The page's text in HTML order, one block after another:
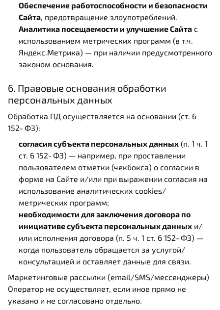
Обеспечение работоспособности и безопасности
Сайта, предотвращение злоупотреблений.
Аналитика посещаемости и улучшение Сайта с
использованием метрических программ (в т.ч.
Яндекс.Метрика) — при наличии предусмотренного
законом основания.
6. Правовые основания обработки
персональных данных
Обработка ПД осуществляется на основании (ст. 6
152‑ФЗ):
согласия субъекта персональных данных (п. 1 ч. 1
ст. 6 152‑ФЗ) — например, при проставлении
пользователем отметки (чекбокса) о согласии в
форме на Сайте и/или при выражении согласия на
использование аналитических cookies/
метрических программ;
необходимости для заключения договора по
инициативе субъекта персональных данных и/
или исполнения договора (п. 5 ч. 1 ст. 6 152‑ФЗ) —
когда пользователь обращается за услугой/
консультацией и оставляет данные для связи.
Маркетинговые рассылки (email/SMS/мессенджеры)
Оператор не осуществляет, если иное прямо не
указано и не согласовано отдельно.